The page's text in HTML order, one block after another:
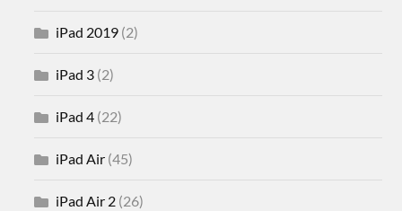
iPad 2019 (2)
iPad 3 (2)
iPad 4 (22)
iPad Air (45)
iPad Air 2 (26)